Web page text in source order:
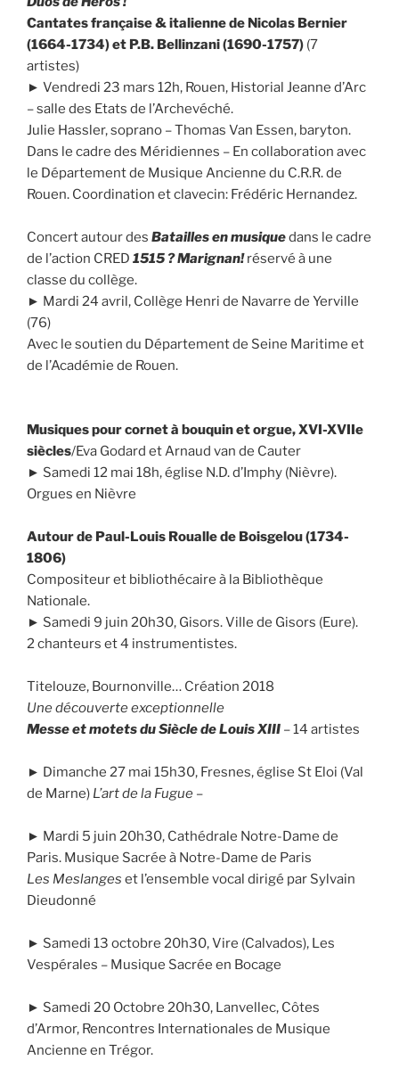
Cantates française & italienne de Nicolas Bernier
(1664-1734) et P.B. Bellinzani (1690-1757) (7
artistes)
► Vendredi 23 mars 12h, Rouen, Historial Jeanne d’Arc
– salle des Etats de l’Archevéché.
Julie Hassler, soprano – Thomas Van Essen, baryton.
Dans le cadre des Méridiennes – En collaboration avec
le Département de Musique Ancienne du C.R.R. de
Rouen. Coordination et clavecin: Frédéric Hernandez.
Concert autour des Batailles en musiquedans le cadre
de l’action CRED 1515 ? Marignan!réservé à une
classe du collège.
► Mardi 24 avril, Collège Henri de Navarre de Yerville
(76)
Avec le soutien du Département de Seine Maritime et
de l’Académie de Rouen.
Musiques pour cornet à bouquin et orgue, XVI-XVIIe
siècles/Eva Godard et Arnaud van de Cauter
► Samedi 12 mai 18h, église N.D. d’Imphy (Nièvre).
Orgues en Nièvre
Autour de Paul-Louis Roualle de Boisgelou (1734-
1806)
Compositeur et bibliothécaire à la Bibliothèque
Nationale.
► Samedi 9 juin 20h30, Gisors. Ville de Gisors (Eure).
2 chanteurs et 4 instrumentistes.
Titelouze, Bournonville… Création 2018
Une découverte exceptionnelle
Messe et motets du Siècle de Louis XIII – 14 artistes
► Dimanche 27 mai 15h30, Fresnes, église St Eloi (Val
de Marne) L’art de la Fugue –
► Mardi 5 juin 20h30, Cathédrale Notre-Dame de
Paris. Musique Sacrée à Notre-Dame de Paris
Les Meslanges et l’ensemble vocal dirigé par Sylvain
Dieudonné
► Samedi 13 octobre 20h30, Vire (Calvados), Les
Vespérales – Musique Sacrée en Bocage
► Samedi 20 Octobre 20h30, Lanvellec, Côtes
d’Armor, Rencontres Internationales de Musique
Ancienne en Trégor.